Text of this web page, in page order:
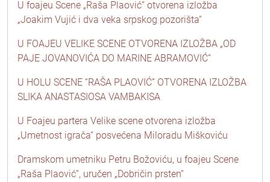
U foajeu Scene „Raša Plaović“ otvorena izložba
„Joakim Vujić i dva veka srpskog pozorišta“
U FOAJEU VELIKE SCENE OTVORENA IZLOŽBA „OD
PAJE JOVANOVIĆA DO MARINE ABRAMOVIĆ“
U HOLU SCENE “RAŠA PLAOVIĆ” OTVORENA IZLOŽBA
SLIKA ANASTASIOSA VAMBAKISA
U Foajeu partera Velike scene otvorena izložba
„Umetnost igrača“ posvećena Miloradu Miškoviću
Dramskom umetniku Petru Božoviću, u foajeu Scene
„Raša Plaović“, uručen „Dobričin prsten“